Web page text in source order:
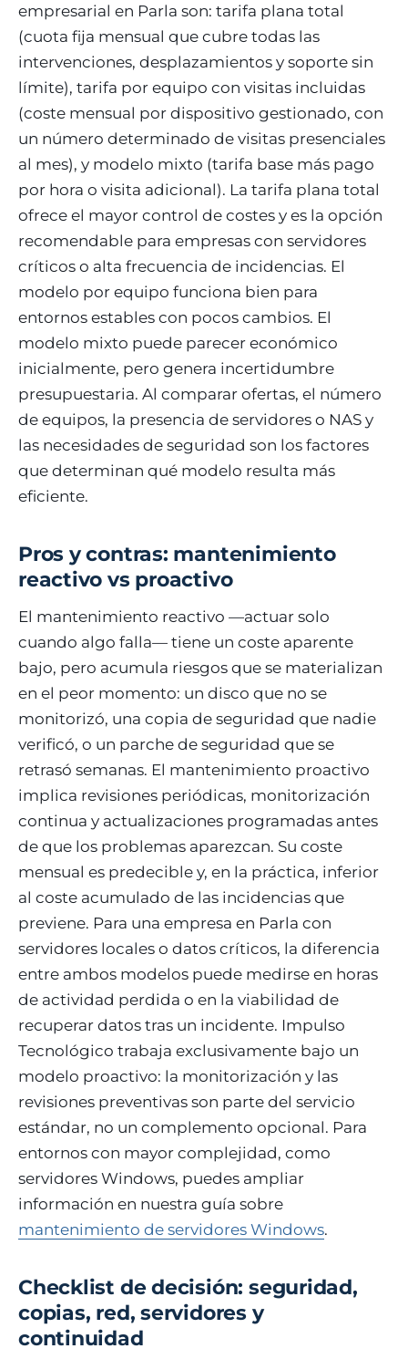
empresarial en Parla son: tarifa plana total
(cuota fija mensual que cubre todas las
intervenciones, desplazamientos y soporte sin
límite), tarifa por equipo con visitas incluidas
(coste mensual por dispositivo gestionado, con
un número determinado de visitas presenciales
al mes), y modelo mixto (tarifa base más pago
por hora o visita adicional). La tarifa plana total
ofrece el mayor control de costes y es la opción
recomendable para empresas con servidores
críticos o alta frecuencia de incidencias. El
modelo por equipo funciona bien para
entornos estables con pocos cambios. El
modelo mixto puede parecer económico
inicialmente, pero genera incertidumbre
presupuestaria. Al comparar ofertas, el número
de equipos, la presencia de servidores o NAS y
las necesidades de seguridad son los factores
que determinan qué modelo resulta más
eficiente.
Pros y contras: mantenimiento
reactivo vs proactivo
El mantenimiento reactivo —actuar solo
cuando algo falla— tiene un coste aparente
bajo, pero acumula riesgos que se materializan
en el peor momento: un disco que no se
monitorizó, una copia de seguridad que nadie
verificó, o un parche de seguridad que se
retrasó semanas. El mantenimiento proactivo
implica revisiones periódicas, monitorización
continua y actualizaciones programadas antes
de que los problemas aparezcan. Su coste
mensual es predecible y, en la práctica, inferior
al coste acumulado de las incidencias que
previene. Para una empresa en Parla con
servidores locales o datos críticos, la diferencia
entre ambos modelos puede medirse en horas
de actividad perdida o en la viabilidad de
recuperar datos tras un incidente. Impulso
Tecnológico trabaja exclusivamente bajo un
modelo proactivo: la monitorización y las
revisiones preventivas son parte del servicio
estándar, no un complemento opcional. Para
entornos con mayor complejidad, como
servidores Windows, puedes ampliar
información en nuestra guía sobre
mantenimiento de servidores Windows.
Checklist de decisión: seguridad,
copias, red, servidores y
continuidad